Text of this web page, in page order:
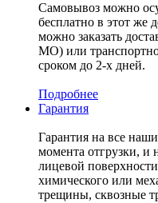
Самовывоз можно
бесплатно в этот же
можно заказать
МО) или
сроком до 2-х дней.
Подробнее
Гарантия
Гарантия на все
момента отгрузки, и
лицевой
химического или
трещины, сквозные